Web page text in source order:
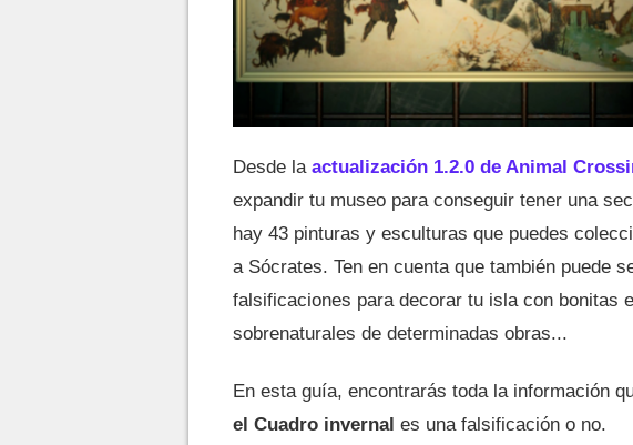
Desde la actualización 1.2.0 de Animal
expandir tu museo para conseguir tener una
hay 43 pinturas y esculturas que puedes
a Sócrates. Ten en cuenta que también puede
falsificaciones para decorar tu isla con bonitas
sobrenaturales de determinadas obras...
En esta guía, encontrarás toda la información
el Cuadro invernal es una falsificación o no.